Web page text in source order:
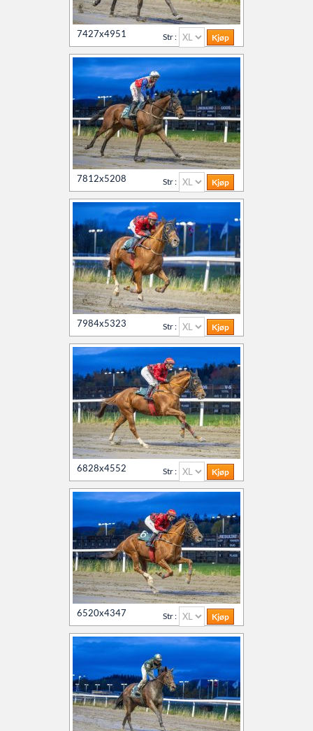
7427x4951 Str :
7812x5208 Str :
7984x5323 Str :
6828x4552 Str :
6520x4347 Str :